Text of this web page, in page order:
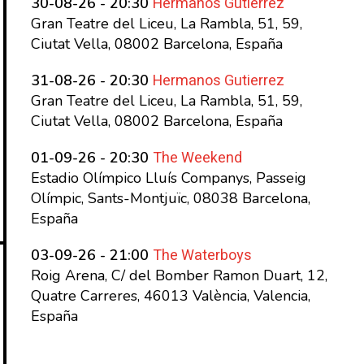
Gran Teatre del Liceu, La Rambla, 51, 59,
Ciutat Vella, 08002 Barcelona, España
31-08-26 - 20:30 Hermanos Gutierrez
Gran Teatre del Liceu, La Rambla, 51, 59,
Ciutat Vella, 08002 Barcelona, España
01-09-26 - 20:30 The Weekend
Estadio Olímpico Lluís Companys, Passeig
Olímpic, Sants-Montjuïc, 08038 Barcelona,
España
03-09-26 - 21:00 The Waterboys
Roig Arena, C/ del Bomber Ramon Duart, 12,
Quatre Carreres, 46013 València, Valencia,
España